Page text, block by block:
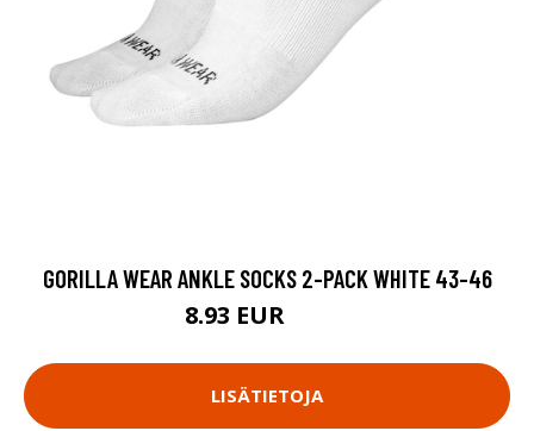
GORILLA WEAR ANKLE SOCKS 2-PACK WHITE 43-46
8.93 EUR
LISÄTIETOJA